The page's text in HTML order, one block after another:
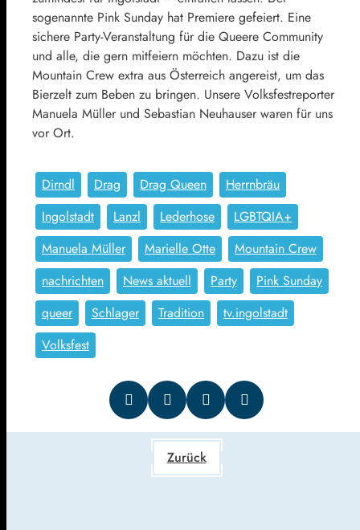
sogenannte Pink Sunday hat Premiere gefeiert. Eine
sichere Party-Veranstaltung für die Queere Community
und alle, die gern mitfeiern möchten. Dazu ist die
Mountain Crew extra aus Österreich angereist, um das
Bierzelt zum Beben zu bringen. Unsere Volksfestreporter
Manuela Müller und Sebastian Neuhauser waren für uns
vor Ort.
Dirndl Drag Drag Queen
Herrnbräu
Ingolstadt
Lanzl Lederhose
LGBTQIA+
Manuela Müller
Marielle Otte
Mountain Crew
nachrichten
News aktuell Party
Pink Sunday
queer
Schlager Tradition
tv.ingolstadt
Volksfest
Zurück